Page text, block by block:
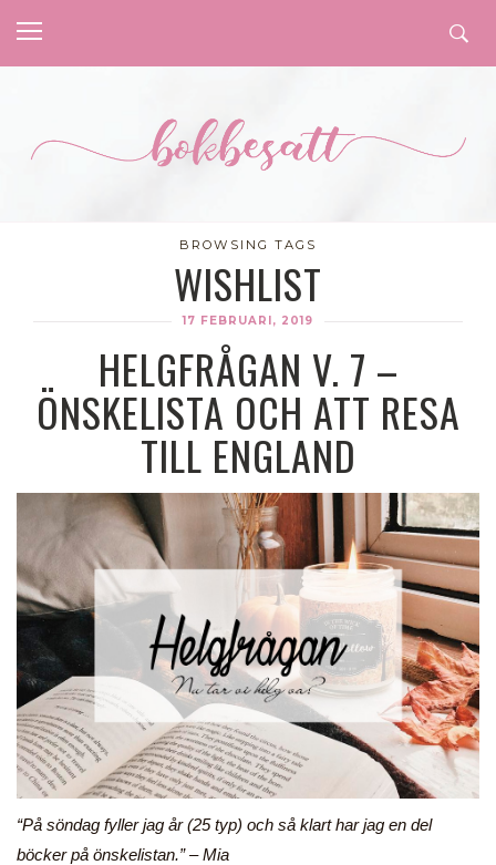
BROWSING TAGS
WISHLIST
17 FEBRUARI, 2019
HELGFRÅGAN V. 7 –
ÖNSKELISTA OCH ATT RESA
TILL ENGLAND
“På söndag fyller jag år (25 typ) och så klart har jag en del
böcker på önskelistan.” – Mia